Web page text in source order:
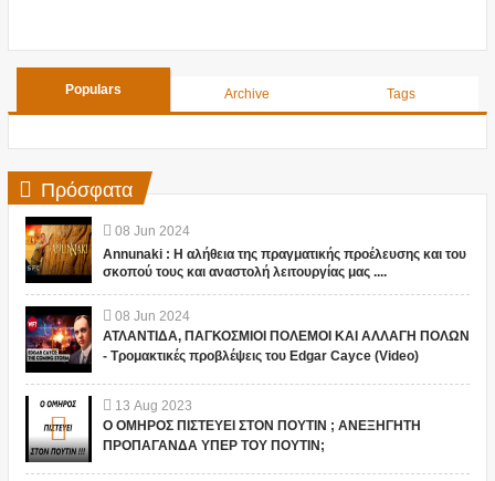
Populars Archive Tags
Πρόσφατα
08 Jun 2024
Annunaki : Η αλήθεια της πραγματικής προέλευσης και του
σκοπού τους και αναστολή λειτουργίας μας ....
08 Jun 2024
ΑΤΛΑΝΤΙΔΑ, ΠΑΓΚΟΣΜΙΟΙ ΠΟΛΕΜΟΙ ΚΑΙ ΑΛΛΑΓΗ ΠΟΛΩΝ
- Τρομακτικές προβλέψεις του Edgar Cayce (Video)
13 Aug 2023
Ο ΟΜΗΡΟΣ ΠΙΣΤΕΥΕΙ ΣΤΟΝ ΠΟΥΤΙΝ ; ΑΝΕΞΗΓΗΤΗ
ΠΡΟΠΑΓΑΝΔΑ ΥΠΕΡ ΤΟΥ ΠΟΥΤΙΝ;